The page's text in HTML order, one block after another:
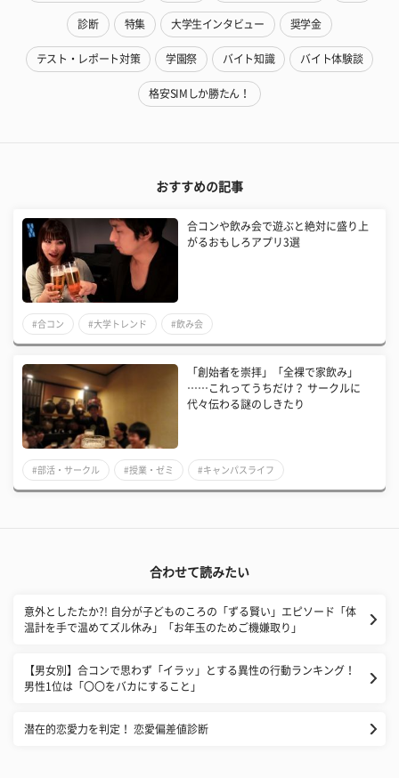
診断 特集 大学生インタビュー 奨学金
テスト・レポート対策 学園祭 バイト知識 バイト体験談
格安SIMしか勝たん！
おすすめの記事
合コンや飲み会で遊ぶと絶対に盛り上
がるおもしろアプリ3選
#合コン #大学トレンド #飲み会
「創始者を崇拝」「全裸で家飲み」
……これってうちだけ？ サークルに
代々伝わる謎のしきたり
#部活・サークル #授業・ゼミ #キャンパスライフ
合わせて読みたい
意外としたたか?! 自分が子どものころの「ずる賢い」エピソード「体
温計を手で温めてズル休み」「お年玉のためご機嫌取り」
【男女別】合コンで思わず「イラッ」とする異性の行動ランキング！
男性1位は「〇〇をバカにすること」
潜在的恋愛力を判定！ 恋愛偏差値診断